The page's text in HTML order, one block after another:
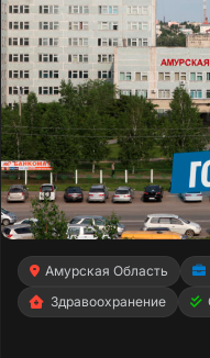
Амурская Область
Здравоохранение